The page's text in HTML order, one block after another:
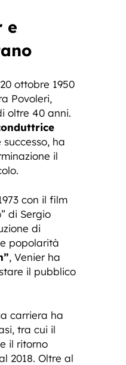
e
ottobre 1950
Povoleri,
oltre 40 anni.
ha
il
con il film
di Sergio
di
popolarità
, Venier ha
il pubblico
carriera ha
tra cui il
il ritorno
2018. Oltre al